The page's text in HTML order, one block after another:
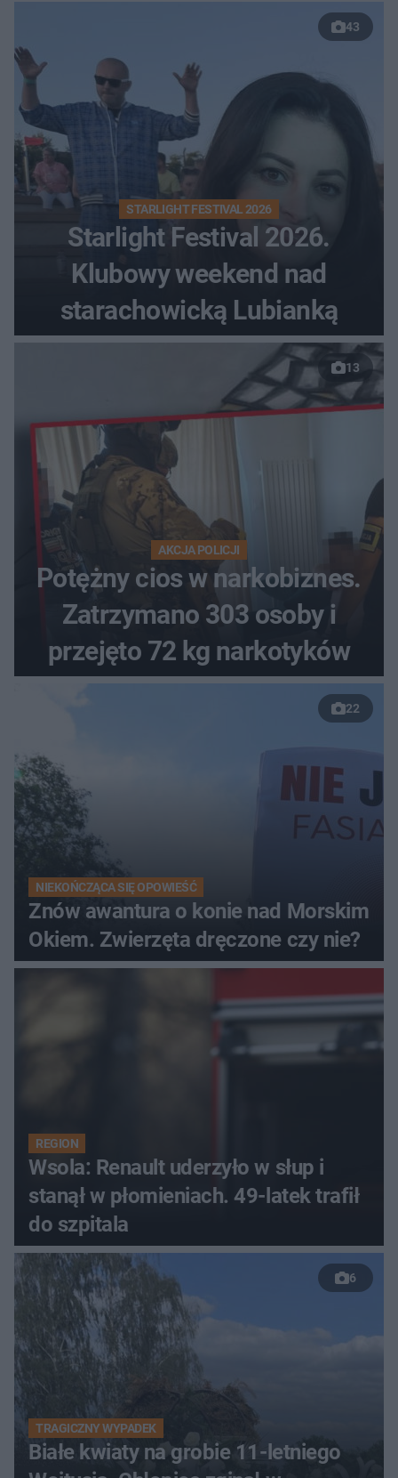
43
STARLIGHT FESTIVAL 2026
Starlight Festival 2026.
Klubowy weekend nad
starachowicką Lubianką
13
AKCJA POLICJI
Potężny cios w narkobiznes.
Zatrzymano 303 osoby i
przejęto 72 kg narkotyków
22
NIEKOŃCZĄCA SIĘ OPOWIEŚĆ
Znów awantura o konie nad Morskim
Okiem. Zwierzęta dręczone czy nie?
REGION
Wsola: Renault uderzyło w słup i
stanął w płomieniach. 49-latek trafił
do szpitala
6
TRAGICZNY WYPADEK
Białe kwiaty na grobie 11-letniego